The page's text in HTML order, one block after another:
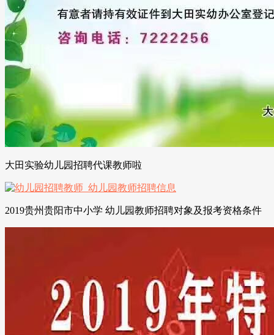
大田实验幼儿园招聘代课教师啦
2019贵州贵阳市中小学 幼儿园教师招聘对象及报考资格条件